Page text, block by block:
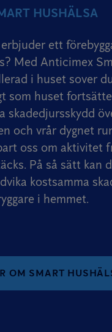
HUSHÄLSA
ett
Med Anticimex
i huset sover
som huset
skadedjursskydd
och vrår dygnet
oss om aktivitet
På så sätt kan
kostsamma
i hemmet.
OM SMART